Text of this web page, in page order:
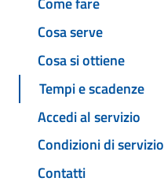
Cosa serve
Cosa si ottiene
Tempi e scadenze
Accedi al servizio
Condizioni di servizio
Contatti